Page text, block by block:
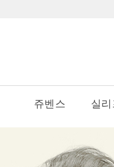
쥬벤스
실